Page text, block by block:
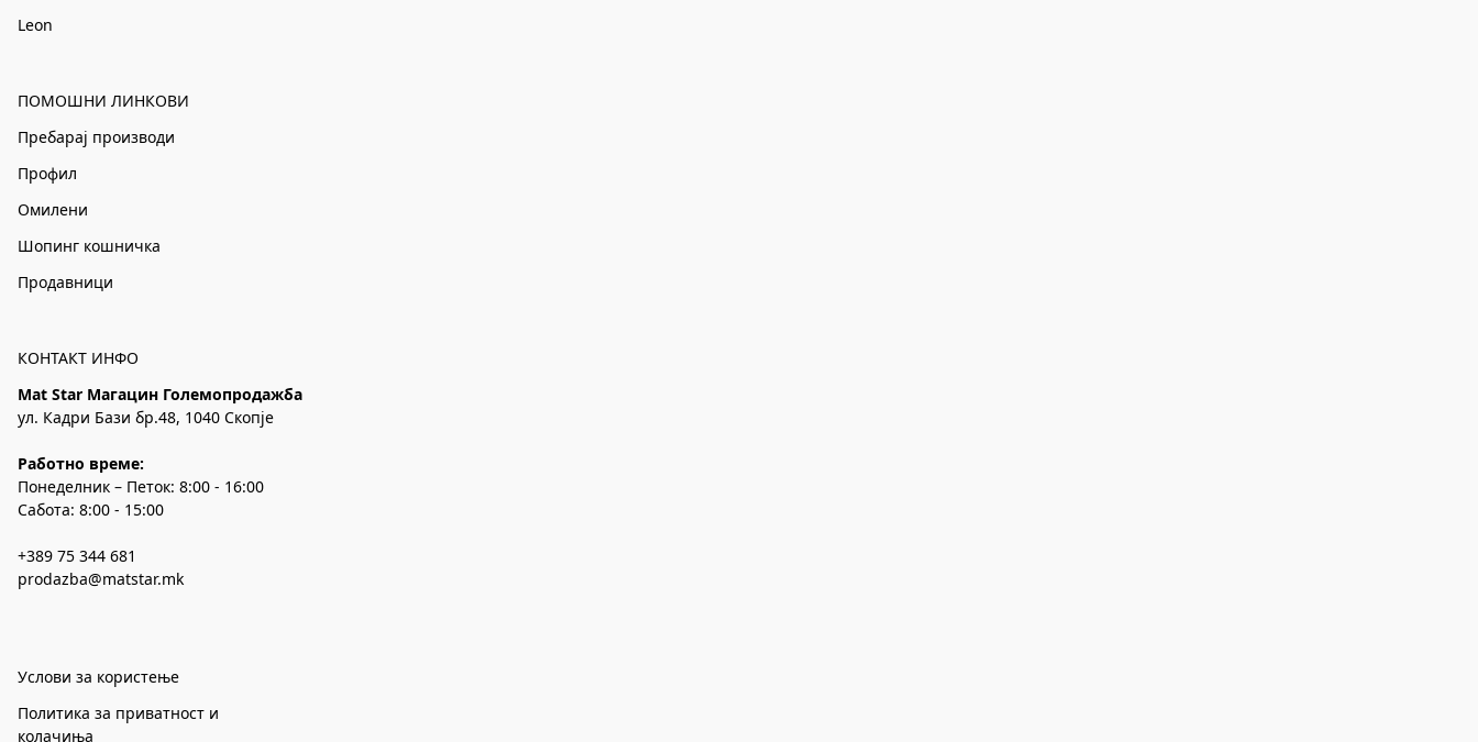
Leon
ПОМОШНИ ЛИНКОВИ
Пребарај производи
Профил
Омилени
Шопинг кошничка
Продавници
КОНТАКТ ИНФО
Mat Star Магацин Големопродажба
ул. Кадри Бази бр.48, 1040 Скопје
Работно време:
Понеделник – Петок: 8:00 - 16:00
Сабота: 8:00 - 15:00
+389 75 344 681
prodazba@matstar.mk
Услови за користење
Политика за приватност и
колачиња